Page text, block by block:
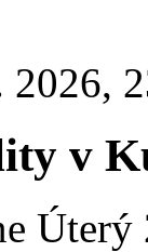
2026,
v